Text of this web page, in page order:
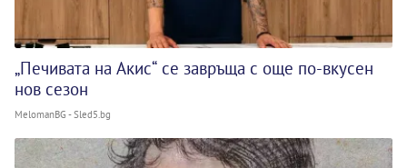
„Печивата на Акис“ се завръща с още по-вкусен
нов сезон
MelomanBG - Sled5.bg